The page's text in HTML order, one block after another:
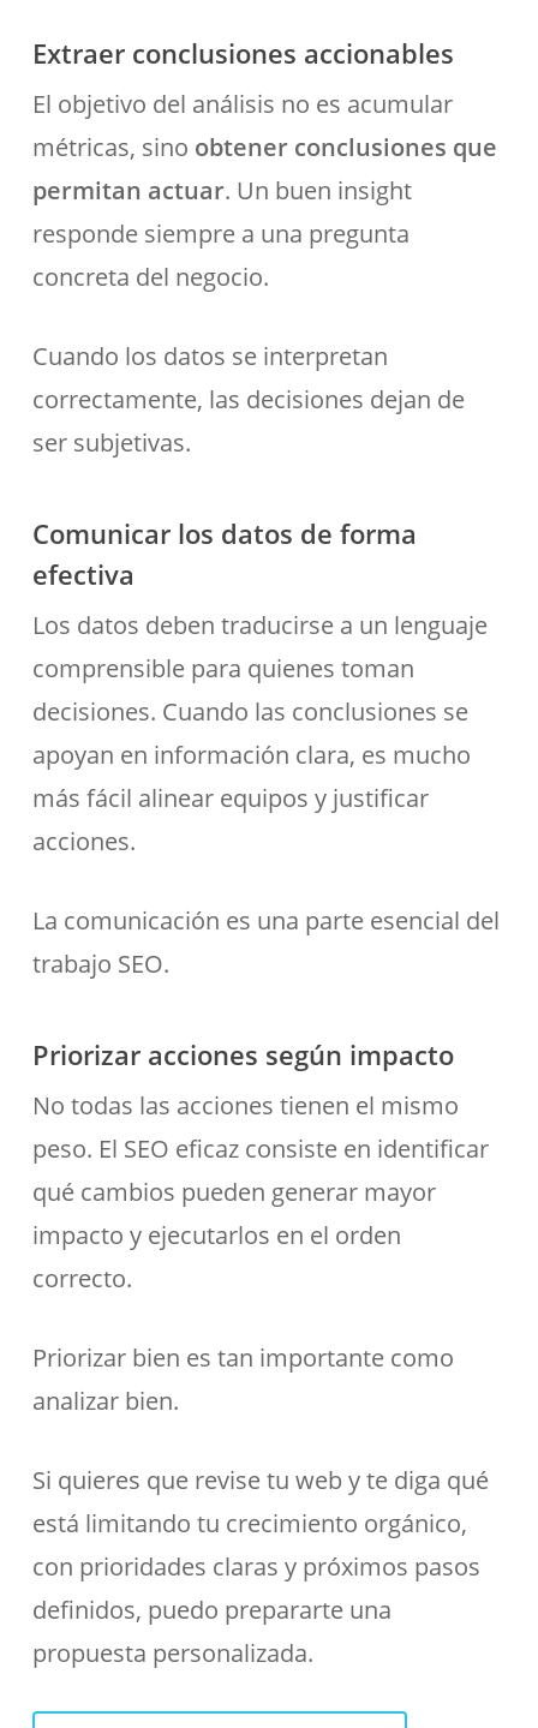
Extraer conclusiones accionables
El objetivo del análisis no es acumular
métricas, sino obtener conclusiones que
permitan actuar. Un buen insight
responde siempre a una pregunta
concreta del negocio.
Cuando los datos se interpretan
correctamente, las decisiones dejan de
ser subjetivas.
Comunicar los datos de forma
efectiva
Los datos deben traducirse a un lenguaje
comprensible para quienes toman
decisiones. Cuando las conclusiones se
apoyan en información clara, es mucho
más fácil alinear equipos y justificar
acciones.
La comunicación es una parte esencial del
trabajo SEO.
Priorizar acciones según impacto
No todas las acciones tienen el mismo
peso. El SEO eficaz consiste en identificar
qué cambios pueden generar mayor
impacto y ejecutarlos en el orden
correcto.
Priorizar bien es tan importante como
analizar bien.
Si quieres que revise tu web y te diga qué
está limitando tu crecimiento orgánico,
con prioridades claras y próximos pasos
definidos, puedo prepararte una
propuesta personalizada.